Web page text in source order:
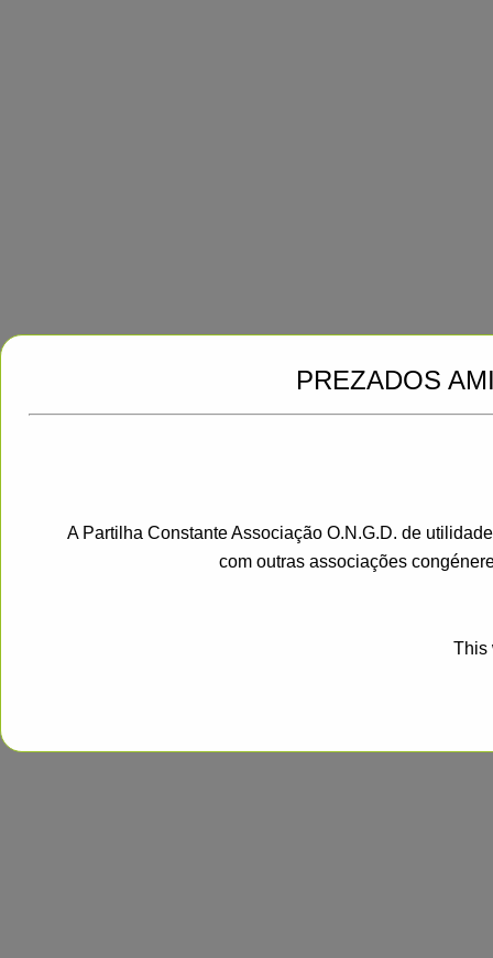
PREZADOS
A Partilha Constante Associação O.N.G.D. de
com outras associações
This